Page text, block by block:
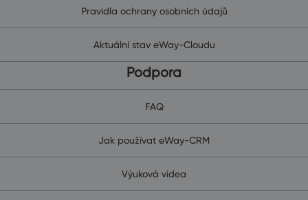
Pravidla ochrany osobních údajů
Aktuální stav eWay-Cloudu
Podpora
FAQ
Jak používat eWay-CRM
Výuková videa